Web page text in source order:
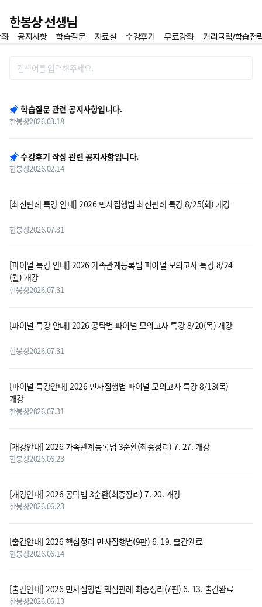
이전
한봉상 선생님
공지사항 학습질문 자료실 수강후기 무료강좌 커리큘럼/학습전
학습질문 관련 공지사항입니다.
한봉상2026.03.18
수강후기 작성 관련 공지사항입니다.
한봉상2026.02.14
[최신판례 특강 안내] 2026 민사집행법 최신판례 특강 8/25(화) 개강
한봉상2026.07.31
[파이널 특강 안내] 2026 가족관계등록법 파이널 모의고사 특강 8/24
(월) 개강
한봉상2026.07.31
[파이널 특강 안내] 2026 공탁법 파이널 모의고사 특강 8/20(목) 개강
한봉상2026.07.31
[파이널 특강안내] 2026 민사집행법 파이널 모의고사 특강 8/13(목)
개강
한봉상2026.07.31
[개강안내] 2026 가족관계등록법 3순환(최종정리) 7. 27. 개강
한봉상2026.06.23
[개강안내] 2026 공탁법 3순환(최종정리) 7. 20. 개강
한봉상2026.06.23
[출간안내] 2026 핵심정리 민사집행법(9판) 6. 19. 출간완료
한봉상2026.06.14
[출간안내] 2026 민사집행법 핵심판례 최종정리(7판) 6. 13. 출간완료
한봉상2026.06.13